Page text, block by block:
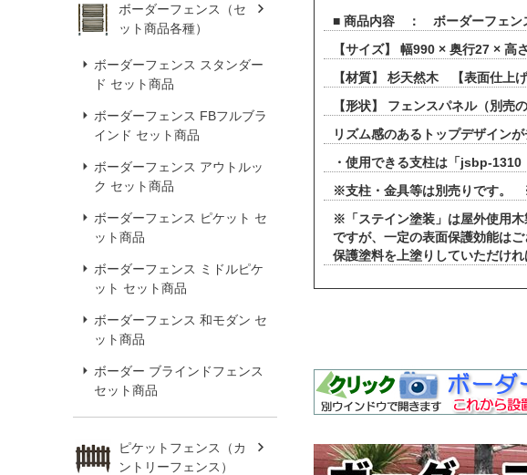
ボーダーフェンス（セ
ット商品各種）
ボーダーフェンス スタンダー
ド セット商品
ボーダーフェンス FBフルブラ
インド セット商品
ボーダーフェンス アウトルッ
ク セット商品
ボーダーフェンス ピケット セ
ット商品
ボーダーフェンス ミドルピケ
ット セット商品
ボーダーフェンス 和モダン セ
ット商品
ボーダー ブラインドフェンス
セット商品
ピケットフェンス（カ
ントリーフェンス）
■ 商品内容 ： ボーダーフェン
【サイズ】 幅990 × 奥行27 × 高
【材質】 杉天然木 【表面仕上
【形状】 フェンスパネル（別
リズム感のあるトップデザイン
・使用できる支柱は「jsbp-
※支柱・金具等は別売りです。
※「ステイン塗装」は屋外使用
ですが、一定の表面保護効能は
保護塗料を上塗りしていただけれ